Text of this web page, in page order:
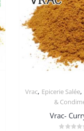
Vrac, Epicerie Salée,
&
Vrac-